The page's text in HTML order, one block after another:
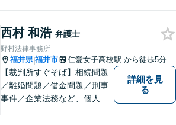
幅広く対応可能。【明確な料
金体系】法律トラブルでお悩
むの方は、お気軽にご相談く
ださい。
西村 和浩 弁護士
野村法律事務所
福井県|福井市 仁愛女子高校駅 から徒歩5分
【裁判所すぐそば】相続問題
／離婚問題／借金問題／刑事
事件／企業法務など、個人・
詳細を見
る